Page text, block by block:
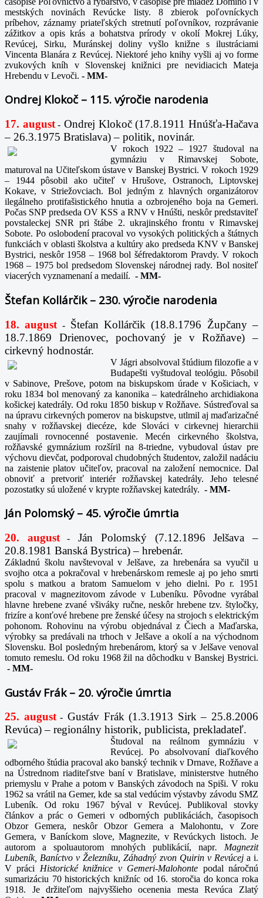
mestských novinách Revúcke listy. 8 zbierok poľovníckych
príbehov, záznamy priateľských stretnutí poľovníkov, rozprávanie
zážitkov a opis krás a bohatstva prírody v okolí Mokrej Lúky,
Revúcej, Sirku, Muránskej doliny vyšlo knižne s ilustráciami
Vincenta Blanára z Revúcej. Niektoré jeho knihy vyšli aj vo forme
zvukových kníh v Slovenskej knižnici pre nevidiacich Mateja
Hrebendu v Levoči. - MM-
Ondrej Klokoč – 115. výročie narodenia
17. august- Ondrej Klokoč (17.8.1911 Hnúšťa-Hačava
– 26.3.1975 Bratislava) – politik, novinár.
V rokoch 1922 – 1927 študoval na
gymnáziu v Rimavskej Sobote,
maturoval na Učiteľskom ústave v Banskej Bystrici. V rokoch 1929
– 1944 pôsobil ako učiteľ v Hrušove, Ostranoch, Liptovskej
Kokave, v Striežovciach. Bol jedným z hlavných organizátorov
ilegálneho protifašistického hnutia a ozbrojeného boja na Gemeri.
Počas SNP predseda OV KSS a RNV v Hnúšti, neskôr predstaviteľ
povstaleckej SNR pri štábe 2. ukrajinského frontu v Rimavskej
Sobote. Po oslobodení pracoval vo vysokých politických a štátnych
funkciách v oblasti školstva a kultúry ako predseda KNV v Banskej
Bystrici, neskôr 1958 – 1968 bol šéfredaktorom Pravdy. V rokoch
1968 – 1975 bol predsedom Slovenskej národnej rady. Bol nositeľ
viacerých vyznamenaní a medailí. - MM-
Štefan Kollárčik – 230. výročie narodenia
18. august -
Štefan Kollárčik (18.8.1796 Župčany –
18.7.1869 Drienovec, pochovaný je v Rožňave) –
cirkevný hodnostár.
V Jágri absolvoval štúdium filozofie a v
Budapešti vyštudoval teológiu. Pôsobil
v Sabinove, Prešove, potom na biskupskom úrade v Košiciach, v
roku 1834 bol menovaný za kanonika – katedrálneho archidiakona
košickej katedrály. Od roku 1850 biskup v Rožňave. Sústreďoval sa
na úpravu cirkevných pomerov na biskupstve, utlmil aj maďarizačné
snahy v rožňavskej diecéze, kde Slováci v cirkevnej hierarchii
zaujímali rovnocenné postavenie. Mecén cirkevného školstva,
rožňavské gymnázium rozšíril na 8-triedne, vybudoval ústav pre
výchovu dievčat, podporoval chudobných študentov, založil nadáciu
na zaistenie platov učiteľov, pracoval na založení nemocnice. Dal
obnoviť a pretvoriť interiér rožňavskej katedrály. Jeho telesné
pozostatky sú uložené v krypte rožňavskej katedrály. - MM-
Ján Polomský – 45. výročie úmrtia
20. august-
Ján Polomský (7.12.1896 Jelšava –
20.8.1981 Banská Bystrica) – hrebenár.
Základnú školu navštevoval v Jelšave, za hrebenára sa vyučil u
svojho otca a pokračoval v hrebenárskom remesle aj po jeho smrti
spolu s matkou a bratom Samuelom v jeho dielni. Po r. 1951
pracoval v magnezitovom závode v Lubeníku. Pôvodne vyrábal
hlavne hrebene zvané všiváky ručne, neskôr hrebene tzv. štyločky,
frizíre a konťové hrebene pre ženské účesy na strojoch s elektrickým
pohonom. Rohovinu na výrobu objednával z Čiech a Maďarska,
výrobky sa predávali na trhoch v Jelšave a okolí a na východnom
Slovensku. Bol posledným hrebenárom, ktorý sa v Jelšave venoval
tomuto remeslu. Od roku 1968 žil na dôchodku v Banskej Bystrici.
- MM-
Gustáv Frák – 20. výročie úmrtia
25. august- Gustáv Frák (1.3.1913 Sirk – 25.8.2006
Revúca) – regionálny historik, publicista, prekladateľ.
Študoval na reálnom gymnáziu v
Revúcej. Po absolvovaní diaľkového
odborného štúdia pracoval ako banský technik v Drnave, Rožňave a
na Ústrednom riaditeľstve baní v Bratislave, ministerstve hutného
priemyslu v Prahe a potom v Banských závodoch na Spiši. V roku
1962 sa vrátil na Gemer, kde sa stal vedúcim výstavby závodu SMZ
Lubeník. Od roku 1967 býval v Revúcej. Publikoval stovky
článkov a prác o Gemeri v odborných publikáciách, časopisoch
Obzor Gemera, neskôr Obzor Gemera a Malohontu, v Zore
Gemera, v Baníckom slove, Magnezite, v Revúckych listoch. Je
autorom a spoluautorom mnohých publikácií, napr. Magnezit
Lubeník, Baníctvo v Železníku, Záhadný zvon Quirin v Revúcej a i.
V práci Historické knižnice v Gemeri-Malohonte podal náročnú
sumarizáciu 70 historických knižníc od 16. storočia do konca roka
1918. Je držiteľom najvyššieho ocenenia mesta Revúca Zlatý